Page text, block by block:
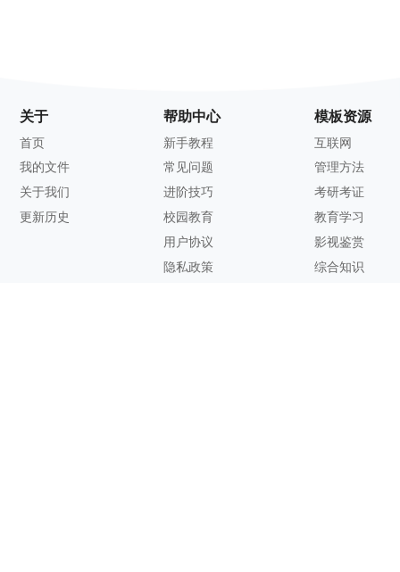
关于
首页
我的文件
关于我们
更新历史
帮助中心
新手教程
常见问题
进阶技巧
校园教育
用户协议
隐私政策
模板资源
互联网
管理方法
考研考证
教育学习
影视鉴赏
综合知识